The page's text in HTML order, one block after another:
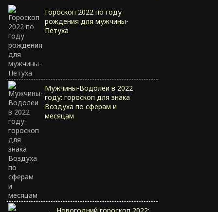
Гороскоп 2022 по году
рождения для мужчины-
Петуха
Мужчины-Водолеи в 2022
году: гороскоп для знака
Воздуха по сферам и
месяцам